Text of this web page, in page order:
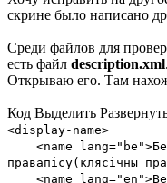
скрине было написано
Среди файлов для
есть файл description.xml.
Открываю его. Там
Код Выделить
<display-name>
<name
правапісу(клясічны
<name